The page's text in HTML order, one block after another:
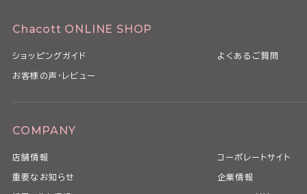
Chacott ONLINE SHOP
ショッピングガイド よくあるご質問
お客様の声・レビュー
COMPANY
店舗情報 コーポレートサイト
重要なお知らせ 企業情報